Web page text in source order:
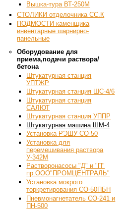
Вышка-тура ВТ-250М
СТОЛИКИ отделочника СС.К
ПОДМОСТИ каменщика
инвентарные шарнирно-
панельные
Оборудование для
приема,подачи раствора/
бетона
Штукатурная станция
УПТЖР
Штукатурная станция ШС-4/6
Штукатурная станция
САЛЮТ
Штукатурная станция УППР
Штукатурная машина ШМ-4
Установка РЭШУ СО-50
Установка для
перемешивания раствора
У-342М
Растворонасосы "Д" и "П"
пр.ООО"ПРОМЦЕНТРАЛЬ"
Установка мокрого
торкретирования СО-50ПБН
Пневмонагнетатель СО-241 и
ПН-500